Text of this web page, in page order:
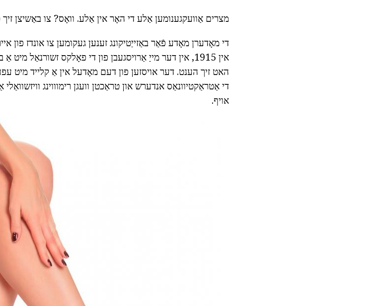
מצרים אַוועקגענומען אַלע די האָר אין אַלע. וואָס? צו באַשיצן זיך
די מאָדערן מאָדע פֿאַר באַזייַטיקונג זענען געקומען צו אונדז פון
אין 1915, אין דער מייַ אַרויסגעבן פון די פאָלקס זשורנאַל
האט זיך הענט. דער אויסזען פון דעם מאָדעל אין אַ קלייד מיט
די אַטראַקטיוונאַס אנדערש און טראַכטן וועגן רימוווינג
אויף.